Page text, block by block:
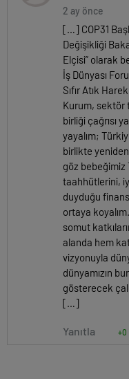
2 ay önce
[…] COP31
Değişikliği
Elçisi” olarak
İş Dünyası
Sıfır Atık
Kurum, sektör
birliği çağrısı
yayalım;
birlikte yeniden
göz
taahhütlerini,
duyduğu
ortaya
somut
alanda hem
vizyonuyla
dünyamızın
gösterecek
[…]
Yanıtla +0